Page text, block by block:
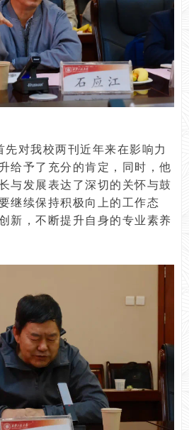
先对我校两刊近年来在影响力
给予了充分的肯定，同时，他
与发展表达了深切的关怀与鼓
继续保持积极向上的工作态
新，不断提升自身的专业素养